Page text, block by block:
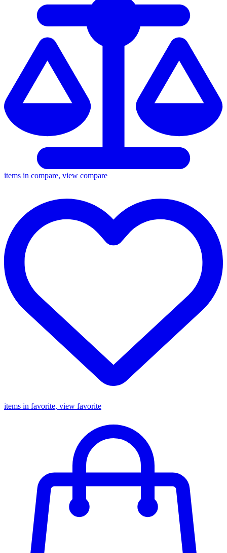
items in compare, view compare
items in favorite, view favorite